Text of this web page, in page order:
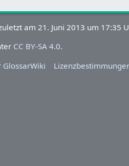
am 21. Juni 2013 um 17:35
CC BY-SA 4.0.
GlossarWiki